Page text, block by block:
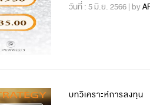
วันที่ : 5 มิ.ย. 2566 | by
บทวิเคราะห์การลงทุน